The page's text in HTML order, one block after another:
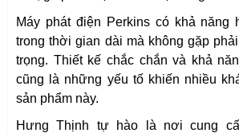
Máy phát điện Perkins có khả năng
trong thời gian dài mà không gặp
trọng. Thiết kế chắc chắn và khả
cũng là những yếu tố khiến nhiều
sản phẩm này.
Hưng Thịnh tự hào là nơi cung